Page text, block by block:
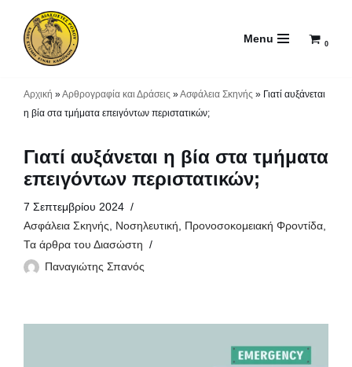
Μεταπηδήστε
Menu 0
Αρχική »Αρθρογραφία και Δράσεις »Ασφάλεια Σκηνής » Γιατί αυξάνεται
η βία στα τμήματα επειγόντων περιστατικών;
Γιατί αυξάνεται η βία στα τμήματα
επειγόντων περιστατικών;
7 Σεπτεμβρίου 2024
Ασφάλεια Σκηνής, Νοσηλευτική, Προνοσοκομειακή Φροντίδα,
Τα άρθρα του Διασώστη
Παναγιώτης Σπανός